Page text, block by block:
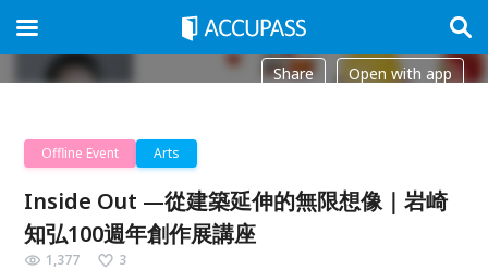
Share Open with app
Offline Event Arts
Inside Out —從建築延伸的無限想像｜岩崎
知弘100週年創作展講座
1,377 3